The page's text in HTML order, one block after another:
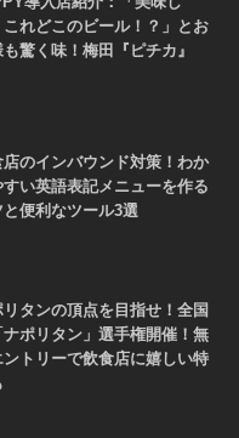
これどこのビール！？」とお
驚く味！梅田『ピチカ』
店のインバウンド対策！わか
すい英語表記メニューを作る
と便利なツール3選
リタンの頂点を目指せ！全国
ナポリタン」選手権開催！無
ントリーで飲食店に嬉しい特